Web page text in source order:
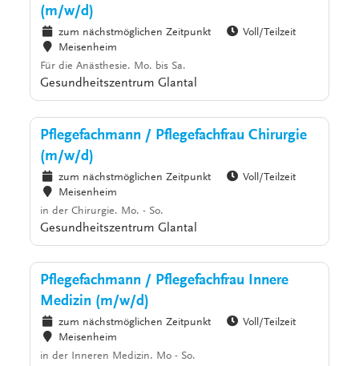
(m/w/d)
zum nächstmöglichen Zeitpunkt
Voll/Teilzeit
Meisenheim
Für die Anästhesie. Mo. bis Sa.
Gesundheitszentrum Glantal
Pflegefachmann / Pflegefachfrau Chirurgie
(m/w/d)
zum nächstmöglichen Zeitpunkt
Voll/Teilzeit
Meisenheim
in der Chirurgie. Mo. - So.
Gesundheitszentrum Glantal
Pflegefachmann / Pflegefachfrau Innere
Medizin (m/w/d)
zum nächstmöglichen Zeitpunkt
Voll/Teilzeit
Meisenheim
in der Inneren Medizin. Mo - So.